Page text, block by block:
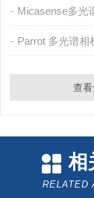
Micasense多光
Parrot 多光谱相
查
相
RELATED